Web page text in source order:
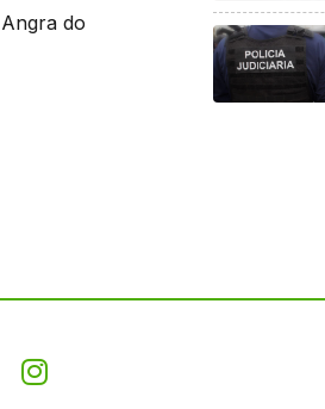
do
Facebook
Instagram